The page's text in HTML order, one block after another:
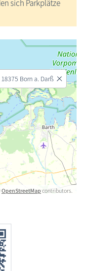
sich Parkplätze
Born a. Darß
OpenStreetMap contributors.